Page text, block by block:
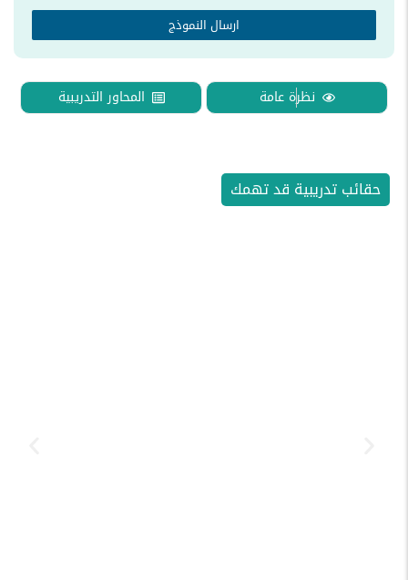
ارسال النموذج
نظرة عامة المحاور التدريبية
حقائب تدريبية قد تهمك